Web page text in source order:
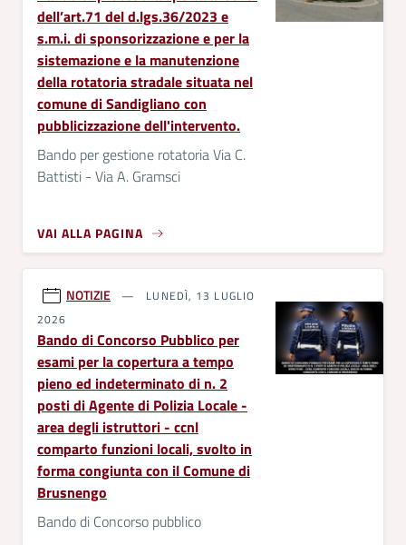
dell’art.71 del d.lgs.36/2023 e
s.m.i. di sponsorizzazione e per la
sistemazione e la manutenzione
della rotatoria stradale situata nel
comune di Sandigliano con
pubblicizzazione dell'intervento.
Bando per gestione rotatoria Via C.
Battisti - Via A. Gramsci
VAI ALLA PAGINA
NOTIZIE
LUNEDÌ, 13 LUGLIO
2026
Bando di Concorso Pubblico per
esami per la copertura a tempo
pieno ed indeterminato di n. 2
posti di Agente di Polizia Locale -
area degli istruttori - ccnl
comparto funzioni locali, svolto in
forma congiunta con il Comune di
Brusnengo
Bando di Concorso pubblico